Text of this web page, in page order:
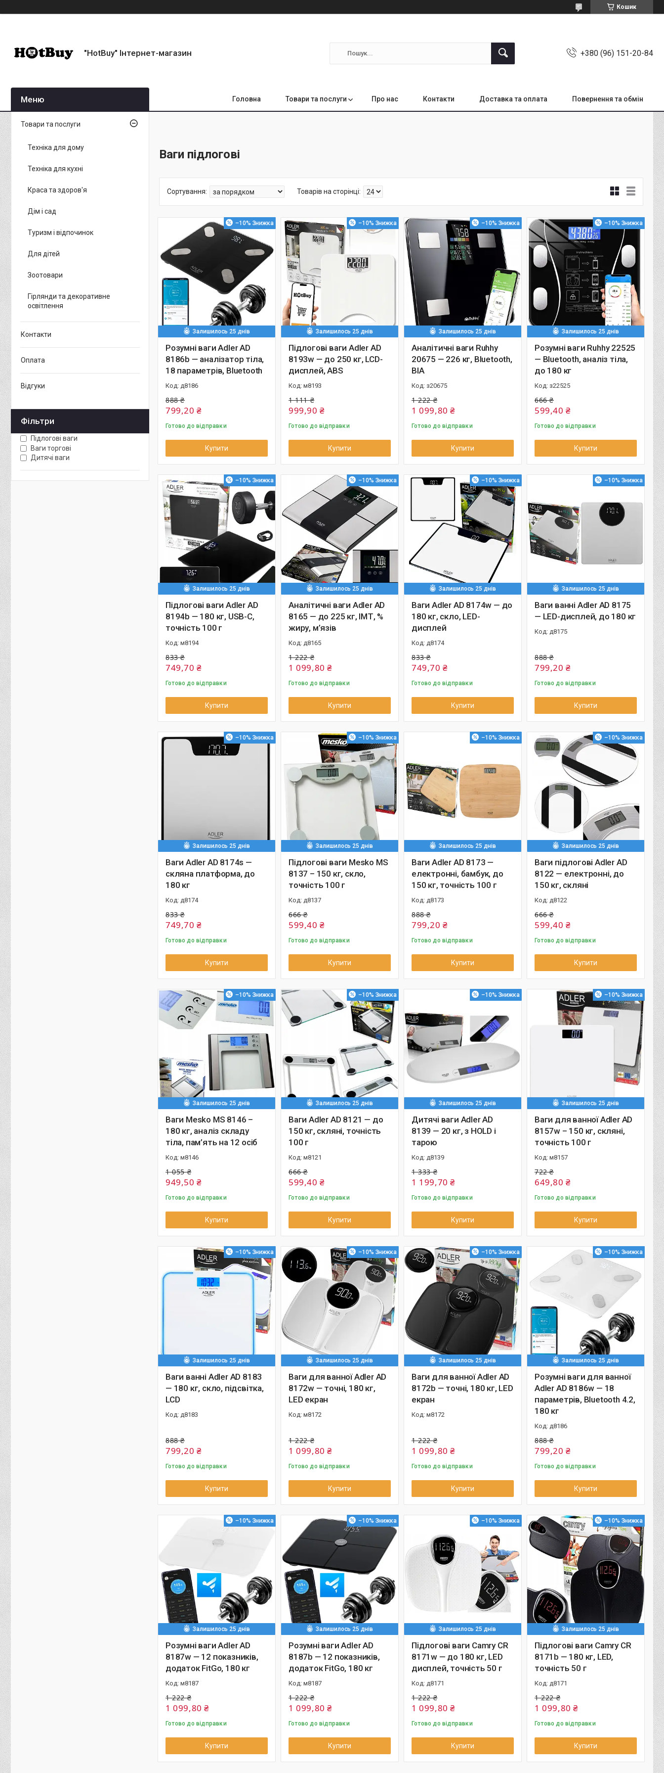
Кошик
"HotBuy" Інтернет-магазин +380 (96) 151-20-84
Головна Товари та послуги Про нас Контакти Доставка та оплата Повернення та обмін
Ваги підлогові
–10%
Залишилось 25 днів
Розумні ваги Adler AD
8186b — аналізатор тіла,
18 параметрів, Bluetooth
д8186
888 ₴
799,20 ₴
Готово до відправки
Купити
–10%
Залишилось 25 днів
Підлогові ваги Adler AD
8193w — до 250 кг, LCD-
дисплей, ABS
м8193
1 111 ₴
999,90 ₴
Готово до відправки
Купити
–10%
Залишилось 25 днів
Аналітичні ваги Ruhhy
20675 — 226 кг, Bluetooth,
BIA
з20675
1 222 ₴
1 099,80 ₴
Готово до відправки
Купити
–10%
Залишилось 25 днів
Розумні ваги Ruhhy 22525
— Bluetooth, аналіз тіла,
до 180 кг
з22525
666 ₴
599,40 ₴
Готово до відправки
Купити
–10%
Залишилось 25 днів
Підлогові ваги Adler AD
8194b — 180 кг, USB-C,
точність 100 г
м8194
833 ₴
749,70 ₴
Готово до відправки
Купити
–10%
Залишилось 25 днів
Аналітичні ваги Adler AD
8165 — до 225 кг, ІМТ, %
жиру, м’язів
д8165
1 222 ₴
1 099,80 ₴
Готово до відправки
Купити
–10%
Залишилось 25 днів
Ваги Adler AD 8174w — до
180 кг, скло, LED-
дисплей
д8174
833 ₴
749,70 ₴
Готово до відправки
Купити
–10%
Залишилось 25 днів
Ваги ванні Adler AD 8175
— LED-дисплей, до 180 кг
д8175
888 ₴
799,20 ₴
Готово до відправки
Купити
–10%
Залишилось 25 днів
Ваги Adler AD 8174s —
скляна платформа, до
180 кг
д8174
833 ₴
749,70 ₴
Готово до відправки
Купити
–10%
Залишилось 25 днів
Підлогові ваги Mesko MS
8137 – 150 кг, скло,
точність 100 г
д8137
666 ₴
599,40 ₴
Готово до відправки
Купити
–10%
Залишилось 25 днів
Ваги Adler AD 8173 —
електронні, бамбук, до
150 кг, точність 100 г
д8173
888 ₴
799,20 ₴
Готово до відправки
Купити
–10%
Залишилось 25 днів
Ваги підлогові Adler AD
8122 — електронні, до
150 кг, скляні
д8122
666 ₴
599,40 ₴
Готово до відправки
Купити
–10%
Залишилось 25 днів
Ваги Mesko MS 8146 –
180 кг, аналіз складу
тіла, пам’ять на 12 осіб
м8146
1 055 ₴
949,50 ₴
Готово до відправки
Купити
–10%
Залишилось 25 днів
Ваги Adler AD 8121 — до
150 кг, скляні, точність
100 г
м8121
666 ₴
599,40 ₴
Готово до відправки
Купити
–10%
Залишилось 25 днів
Дитячі ваги Adler AD
8139 — 20 кг, з HOLD і
тарою
д8139
1 333 ₴
1 199,70 ₴
Готово до відправки
Купити
–10%
Залишилось 25 днів
Ваги для ванної Adler AD
8157w – 150 кг, скляні,
точність 100 г
м8157
722 ₴
649,80 ₴
Готово до відправки
Купити
–10%
Залишилось 25 днів
Ваги ванні Adler AD 8183
— 180 кг, скло, підсвітка,
LCD
д8183
888 ₴
799,20 ₴
Готово до відправки
Купити
–10%
Залишилось 25 днів
Ваги для ванної Adler AD
8172w — точні, 180 кг,
LED екран
м8172
1 222 ₴
1 099,80 ₴
Готово до відправки
Купити
–10%
Залишилось 25 днів
Ваги для ванної Adler AD
8172b — точні, 180 кг, LED
екран
м8172
1 222 ₴
1 099,80 ₴
Готово до відправки
Купити
–10%
Залишилось 25 днів
Розумні ваги для ванної
Adler AD 8186w — 18
параметрів, Bluetooth 4.2,
180 кг
д8186
888 ₴
799,20 ₴
Готово до відправки
Купити
–10%
Залишилось 25 днів
Розумні ваги Adler AD
8187w — 12 показників,
додаток FitGo, 180 кг
м8187
1 222 ₴
1 099,80 ₴
Готово до відправки
Купити
–10%
Залишилось 25 днів
Розумні ваги Adler AD
8187b — 12 показників,
додаток FitGo, 180 кг
м8187
1 222 ₴
1 099,80 ₴
Готово до відправки
Купити
–10%
Залишилось 25 днів
Підлогові ваги Camry CR
8171w — до 180 кг, LED
дисплей, точність 50 г
д8171
1 222 ₴
1 099,80 ₴
Готово до відправки
Купити
–10%
Залишилось 25 днів
Підлогові ваги Camry CR
8171b — 180 кг, LED,
точність 50 г
д8171
1 222 ₴
1 099,80 ₴
Готово до відправки
Купити
Товари та послуги
Техніка для дому
Техніка для кухні
Краса та здоров'я
Дім і сад
Туризм і відпочинок
Для дітей
Зоотовари
Гірлянди та декоративне
освітлення
Контакти
Оплата
Відгуки
Фільтри
Підлогові ваги
Ваги торгові
Дитячі ваги